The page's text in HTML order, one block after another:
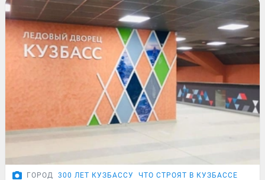
ГОРОД 300 ЛЕТ КУЗБАССУ ЧТО СТРОЯТ В КУЗБАССЕ